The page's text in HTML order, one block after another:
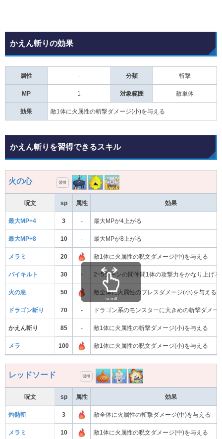
かえん斬りの効果
属性 - 分類 斬撃
MP 1 対象範囲 敵単体
効果 敵1体に火属性の斬撃ダメージ(小)を与える
かえん斬りを習得できるスキル
火の心 習得
呪文 sp 属性 効果
最大MP+4 3 - 最大MPが4上がる
最大MP+8 10 - 最大MPが8上がる
メラミ 20 敵1体に火属性の呪文ダメージ(中)を与える
バイキルト 30 - 2~5ターンの間仲間1体の攻撃力をかなり上げる
火の息 50 敵全体に火属性のブレスダメージ(小)を与える
ドラゴン斬り 70 - ドラゴン系のモンスターに大きめの斬撃ダメー
かえん斬り 85 - 敵1体に火属性の斬撃ダメージ(小)を与える
メラ 100 敵1体に火属性の呪文ダメージ(小)を与える
scroll
レッドソード 習得
呪文 sp 属性 効果
灼熱斬 3 敵全体に火属性の斬撃ダメージ(中)を与える
メラミ 10 敵1体に火属性の呪文ダメージ(中)を与える